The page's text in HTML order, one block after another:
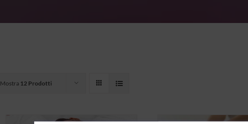
Mostra 12 Prodotti